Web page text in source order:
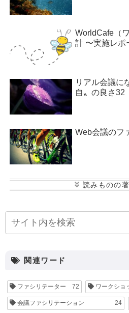
WorldCafe（
計 〜実施レポ
リアル会議に
自〟の良さ32
Web会議のフ
介
松本 悠平
関連ワード
ファシリテーター 72 ワークショ
会議ファシリテーション 24